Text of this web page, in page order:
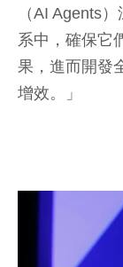
（AI Agents
系中，確保它
果，進而開發
增效。」